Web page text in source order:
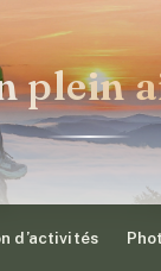
plein
d’activités